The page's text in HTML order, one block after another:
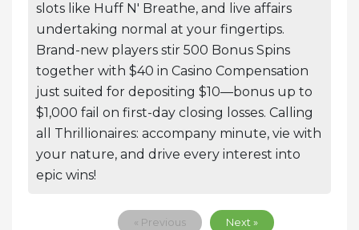
slots like Huff N' Breathe, and live affairs
undertaking normal at your fingertips.
Brand-new players stir 500 Bonus Spins
together with $40 in Casino Compensation
just suited for depositing $10—bonus up to
$1,000 fail on first-day closing losses. Calling
all Thrillionaires: accompany minute, vie with
your nature, and drive every interest into
epic wins!
« Previous Next »